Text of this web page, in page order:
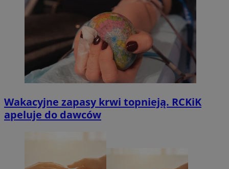
Wakacyjne zapasy krwi topnieją. RCKiK
apeluje do dawców